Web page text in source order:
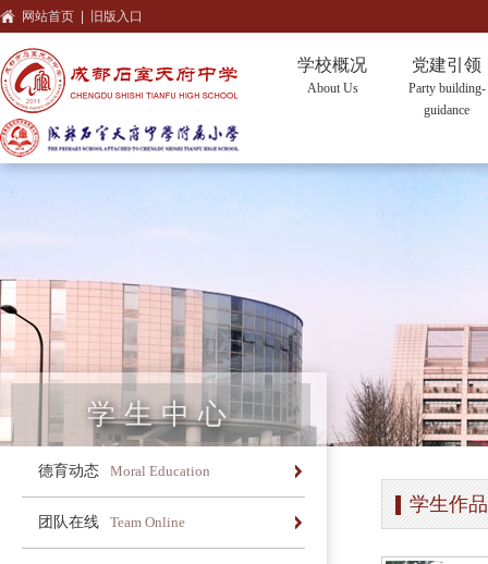
网站首页 旧版入口
学校概况
About Us
党建引领
Party building-
guidance
学生中心
德育动态 Moral Education
团队在线 Team Online
学生作品